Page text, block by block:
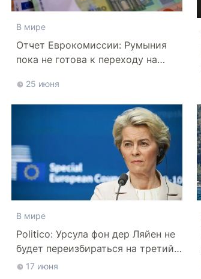
В мире
Отчет Еврокомиссии: Румыния
пока не готова к переходу на
25 июня
В мире
Politico: Урсула фон дер Ляйен не
будет переизбираться на третий
срок
17 июня